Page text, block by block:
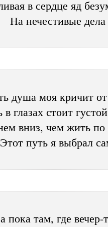
в сердце яд
На нечестивые дела
душа моя кричит
в глазах стоит
вниз, чем жить по
Этот путь я выбрал
пока там, где вечер-